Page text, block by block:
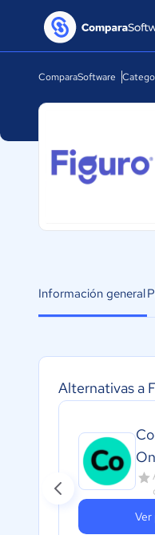
ComparaSoftware
Información general
Alternativas a
Ver